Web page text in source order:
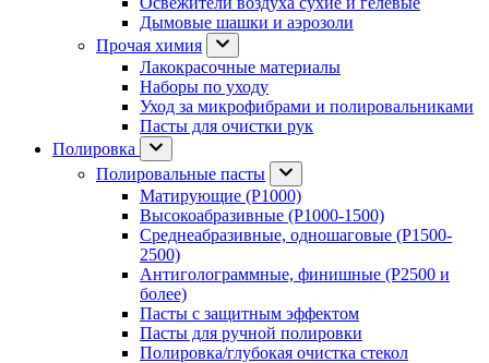
Дымовые шашки и аэрозоли
Прочая химия
Лакокрасочные материалы
Наборы по уходу
Уход за микрофибрами и полировальниками
Пасты для очистки рук
Полировка
Полировальные пасты
Матирующие (P1000)
Высокоабразивные (P1000-1500)
Среднеабразивные, одношаговые (P1500-
2500)
Антиголограммные, финишные (P2500 и
более)
Пасты с защитным эффектом
Пасты для ручной полировки
Полировка/глубокая очистка стекол